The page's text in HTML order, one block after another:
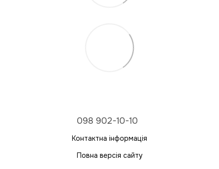
098 902-10-10
Контактна інформація
Повна версія сайту